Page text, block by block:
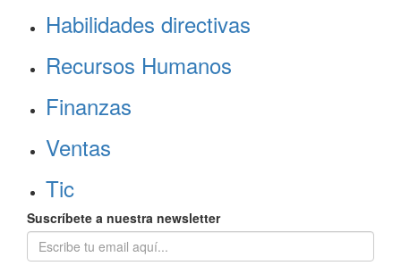
Habilidades directivas
Recursos Humanos
Finanzas
Ventas
Tic
Suscríbete a nuestra newsletter